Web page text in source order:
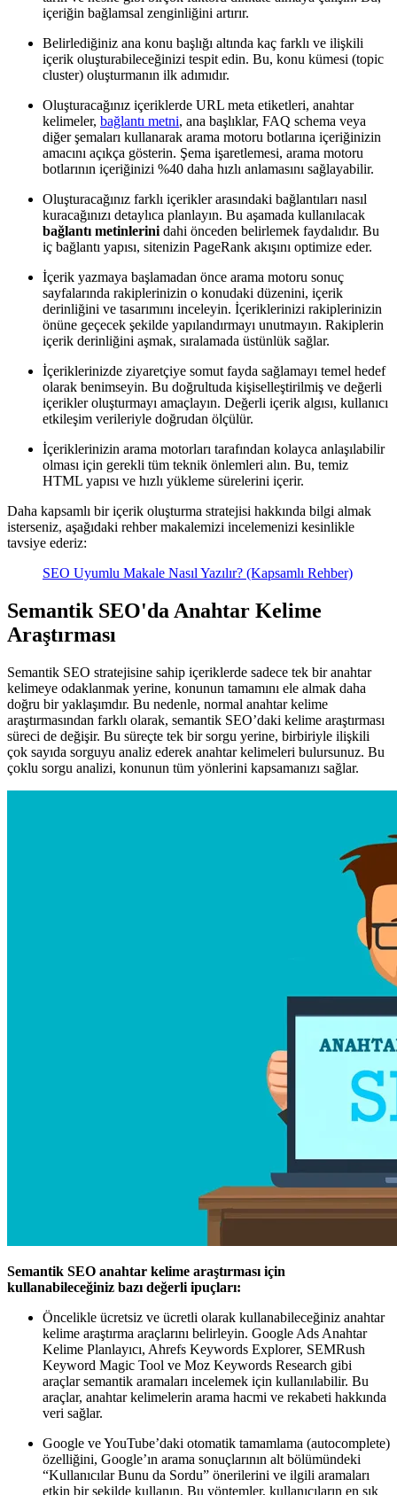
içeriğin bağlamsal zenginliğini artırır.
Belirlediğiniz ana konu başlığı altında kaç farklı ve ilişkili
içerik oluşturabileceğinizi tespit edin. Bu, konu kümesi (topic
cluster) oluşturmanın ilk adımıdır.
Oluşturacağınız içeriklerde URL meta etiketleri, anahtar
kelimeler, bağlantı metni, ana başlıklar, FAQ schema veya
diğer şemaları kullanarak arama motoru botlarına içeriğinizin
amacını açıkça gösterin. Şema işaretlemesi, arama motoru
botlarının içeriğinizi %40 daha hızlı anlamasını sağlayabilir.
Oluşturacağınız farklı içerikler arasındaki bağlantıları nasıl
kuracağınızı detaylıca planlayın. Bu aşamada kullanılacak
bağlantı metinlerini dahi önceden belirlemek faydalıdır. Bu
iç bağlantı yapısı, sitenizin PageRank akışını optimize eder.
İçerik yazmaya başlamadan önce arama motoru sonuç
sayfalarında rakiplerinizin o konudaki düzenini, içerik
derinliğini ve tasarımını inceleyin. İçeriklerinizi rakiplerinizin
önüne geçecek şekilde yapılandırmayı unutmayın. Rakiplerin
içerik derinliğini aşmak, sıralamada üstünlük sağlar.
İçeriklerinizde ziyaretçiye somut fayda sağlamayı temel hedef
olarak benimseyin. Bu doğrultuda kişiselleştirilmiş ve değerli
içerikler oluşturmayı amaçlayın. Değerli içerik algısı, kullanıcı
etkileşim verileriyle doğrudan ölçülür.
İçeriklerinizin arama motorları tarafından kolayca anlaşılabilir
olması için gerekli tüm teknik önlemleri alın. Bu, temiz
HTML yapısı ve hızlı yükleme sürelerini içerir.
Daha kapsamlı bir içerik oluşturma stratejisi hakkında bilgi almak
isterseniz, aşağıdaki rehber makalemizi incelemenizi kesinlikle
tavsiye ederiz:
SEO Uyumlu Makale Nasıl Yazılır? (Kapsamlı Rehber)
Semantik SEO'da Anahtar Kelime
Araştırması
Semantik SEO stratejisine sahip içeriklerde sadece tek bir anahtar
kelimeye odaklanmak yerine, konunun tamamını ele almak daha
doğru bir yaklaşımdır. Bu nedenle, normal anahtar kelime
araştırmasından farklı olarak, semantik SEO’daki kelime araştırması
süreci de değişir. Bu süreçte tek bir sorgu yerine, birbiriyle ilişkili
çok sayıda sorguyu analiz ederek anahtar kelimeleri bulursunuz. Bu
çoklu sorgu analizi, konunun tüm yönlerini kapsamanızı sağlar.
Semantik SEO anahtar kelime araştırması için
kullanabileceğiniz bazı değerli ipuçları:
Öncelikle ücretsiz ve ücretli olarak kullanabileceğiniz anahtar
kelime araştırma araçlarını belirleyin. Google Ads Anahtar
Kelime Planlayıcı, Ahrefs Keywords Explorer, SEMRush
Keyword Magic Tool ve Moz Keywords Research gibi
araçlar semantik aramaları incelemek için kullanılabilir. Bu
araçlar, anahtar kelimelerin arama hacmi ve rekabeti hakkında
veri sağlar.
Google ve YouTube’daki otomatik tamamlama (autocomplete)
özelliğini, Google’ın arama sonuçlarının alt bölümündeki
“Kullanıcılar Bunu da Sordu” önerilerini ve ilgili aramaları
etkin bir şekilde kullanın. Bu yöntemler, kullanıcıların en sık